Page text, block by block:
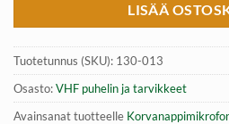
LISÄÄ
Tuotetunnus (SKU): 130-013
Osasto:VHF puhelin ja tarvikkeet
Avainsanat tuotteelle